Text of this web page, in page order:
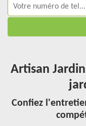
Artisan
Confiez